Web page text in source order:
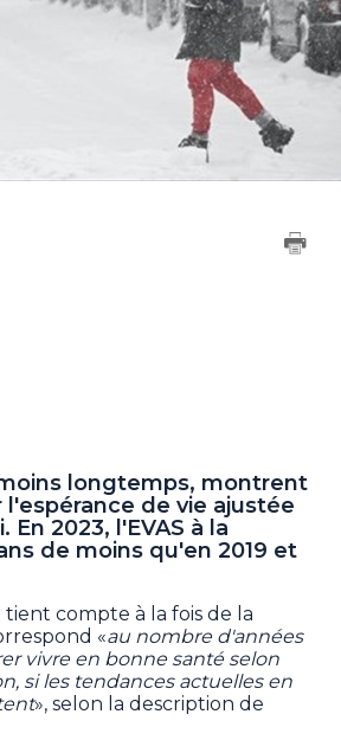
longtemps, montrent
de vie ajustée
2023, l'EVAS à la
de moins qu'en 2019 et
tient compte à la fois de la
«au nombre d'années
vivre en bonne santé selon
si les tendances actuelles en
», selon la description de